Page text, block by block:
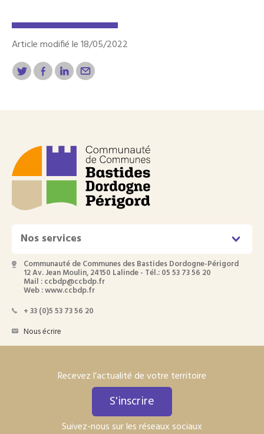
Article modifié le 18/05/2022
Nos services
Communauté de Communes des Bastides Dordogne-Périgord
12 Av. Jean Moulin, 24150 Lalinde - Tél.: 05 53 73 56 20
Mail : ccbdp@ccbdp.fr
Web : www.ccbdp.fr
+ 33 (0)5 53 73 56 20
Nous écrire
Recevez l’actualité de votre territoire
S'inscrire
Suivez-nous sur les réseaux sociaux